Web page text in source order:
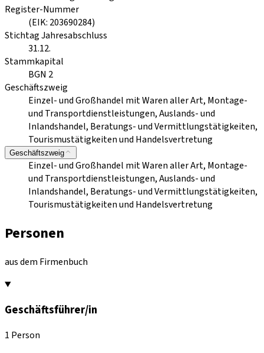
Register-Nummer
(EIK: 203690284)
Stichtag Jahresabschluss
31.12.
Stammkapital
BGN 2
Geschäftszweig
Einzel- und Großhandel mit Waren aller Art, Montage-
und Transportdienstleistungen, Auslands- und
Inlandshandel, Beratungs- und Vermittlungstätigkeiten,
Tourismustätigkeiten und Handelsvertretung
Geschäftszweig
Einzel- und Großhandel mit Waren aller Art, Montage-
und Transportdienstleistungen, Auslands- und
Inlandshandel, Beratungs- und Vermittlungstätigkeiten,
Tourismustätigkeiten und Handelsvertretung
Personen
aus dem Firmenbuch
Geschäftsführer/in
1 Person